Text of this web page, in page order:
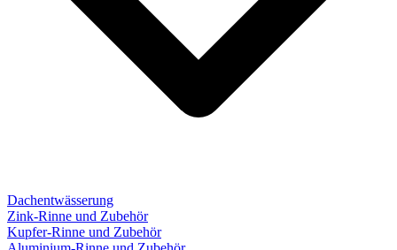
Dachentwässerung
Zink-Rinne und Zubehör
Kupfer-Rinne und Zubehör